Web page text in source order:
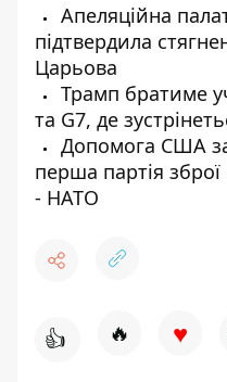
Апеляційна
підтвердила
Царьова
Трамп братиме
та G7, де
Допомога США
перша партія
- НАТО
👍 🔥 ♥